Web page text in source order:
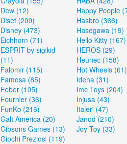
Dew (12)
Diset (209)
Disney (473)
Eichhorn (71)
ESPRIT by sigikid
(11)
Falomir (115)
Famosa (85)
Feber (105)
Fournier (36)
FunKo (216)
Galt America (20)
Gibsons Games (13)
Giochi Preziosi (119)
Happy People
Hasbro (366)
Hasegawa (19)
Hello Kitty (167)
HEROS (29)
Heunec (158)
Hot Wheels (61)
Idena (31)
Imc Toys (204)
Injusa (43)
Italeri (47)
Janod (210)
Joy Toy (33)